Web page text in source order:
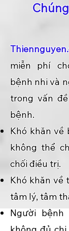
miễn phí
bệnh nhi và
trong vấn
bệnh.
Khó khăn về
không thể
chối điều trị.
Khó khăn về
tâm lý, tâm
Người